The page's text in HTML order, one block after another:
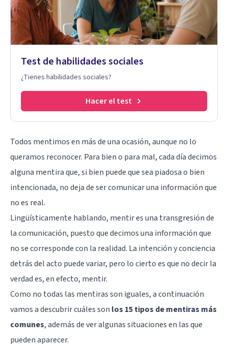
Test de habilidades sociales
¿Tienes habilidades sociales?
Hacer el test
Todos mentimos en más de una ocasión, aunque no lo
queramos reconocer. Para bien o para mal, cada día decimos
alguna mentira que, si bien puede que sea piadosa o bien
intencionada, no deja de ser comunicar una información que
no es real.
Lingüísticamente hablando, mentir es una transgresión de
la comunicación, puesto que decimos una información que
no se corresponde con la realidad. La intención y conciencia
detrás del acto puede variar, pero lo cierto es que no decir la
verdad es, en efecto, mentir.
Como no todas las mentiras son iguales, a continuación
vamos a descubrir cuáles son los 15 tipos de mentiras más
comunes, además de ver algunas situaciones en las que
pueden aparecer.